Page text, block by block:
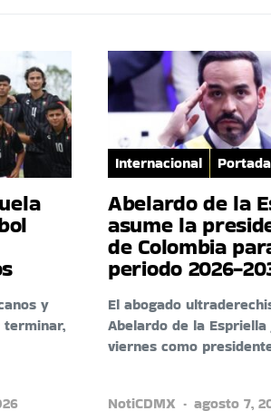
y
terminar,
Internacional Portada
Abelardo de la
asume la
de Colombia
periodo 2026-
El abogado
Abelardo de la
viernes como
NotiCDMX agosto 7,